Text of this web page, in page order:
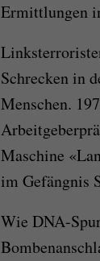
Ermittlungen
Schrecken in
Menschen.
Maschine
im Gefängnis
Wie DNA-